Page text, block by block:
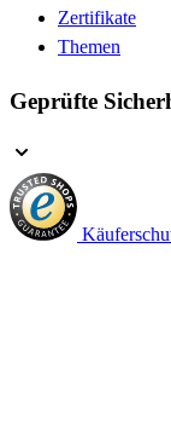
Zertifikate
Themen
Geprüfte